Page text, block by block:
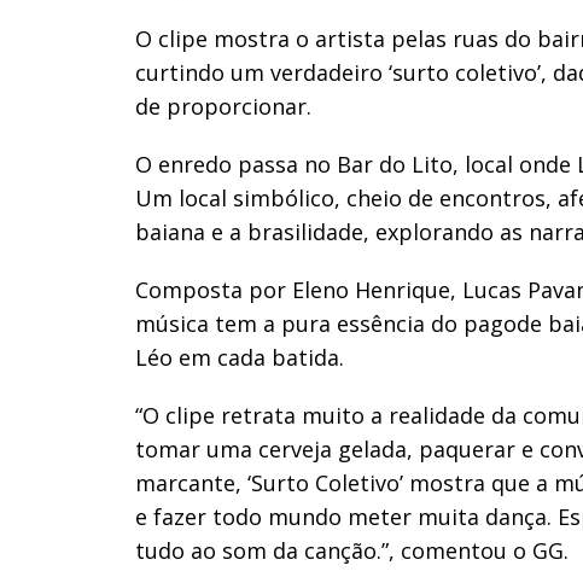
O clipe mostra o artista pelas ruas do
curtindo um verdadeiro ‘surto coletivo’,
de proporcionar.
O enredo passa no Bar do Lito, local
Um local simbólico, cheio de encontros,
baiana e a brasilidade, explorando as
Composta por Eleno Henrique, Lucas
música tem a pura essência do pagode
Léo em cada batida.
“O clipe retrata muito a realidade da
tomar uma cerveja gelada, paquerar e
marcante, ‘Surto Coletivo’ mostra que a
e fazer todo mundo meter muita dança.
tudo ao som da canção.”, comentou o GG.